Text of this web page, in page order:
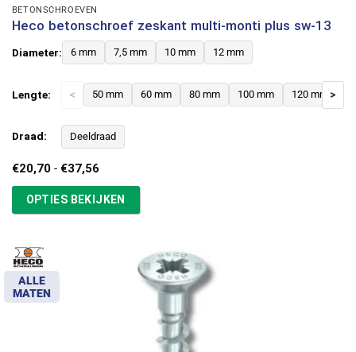
BETONSCHROEVEN
Heco betonschroef zeskant multi-monti plus sw-13
Diameter: 6 mm 7,5 mm 10 mm 12 mm
Lengte: < 50 mm 60 mm 80 mm 100 mm 120 mm >
Draad: Deeldraad
€20,70 - €37,56Prijsklasse:
tot
€37,56
OPTIES BEKIJKEN
ALLE
MATEN